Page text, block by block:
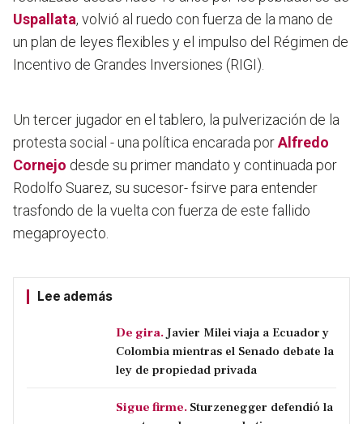
Uspallata, volvió al ruedo con fuerza de la mano de
un plan de leyes flexibles y el impulso del Régimen de
Incentivo de Grandes Inversiones (RIGI).
Un tercer jugador en el tablero, la pulverización de la
protesta social - una política encarada porAlfredo
Cornejo desde su primer mandato y continuada por
Rodolfo Suarez, su sucesor- fsirve para entender
trasfondo de la vuelta con fuerza de este fallido
megaproyecto.
Lee además
De gira.Javier Milei viaja a Ecuador y
Colombia mientras el Senado debate la
ley de propiedad privada
Sigue firme. Sturzenegger defendió la